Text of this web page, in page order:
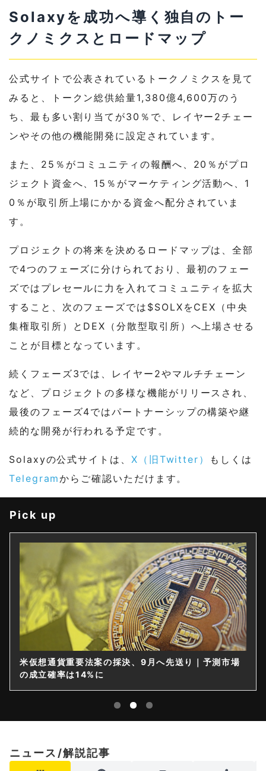
Solaxyを成功へ導く独自のトー
クノミクスとロードマップ
公式サイトで公表されているトークノミクスを見て
みると、トークン総供給量1,380億4,600万のう
ち、最も多い割り当てが30％で、レイヤー2チェー
ンやその他の機能開発に設定されています。
また、25％がコミュニティの報酬へ、20％がプロ
ジェクト資金へ、15％がマーケティング活動へ、1
0％が取引所上場にかかる資金へ配分されていま
す。
プロジェクトの将来を決めるロードマップは、全部
で4つのフェーズに分けられており、最初のフェー
ズではプレセールに力を入れてコミュニティを拡大
すること、次のフェーズでは$SOLXをCEX（中央
集権取引所）とDEX（分散型取引所）へ上場させる
ことが目標となっています。
続くフェーズ3では、レイヤー2やマルチチェーン
など、プロジェクトの多様な機能がリリースされ、
最後のフェーズ4ではパートナーシップの構築や継
続的な開発が行われる予定です。
Solaxyの公式サイトは、 X（旧Twitter）
もしくは
Telegramからご確認いただけます。
Pick up
市場
仮想通貨は購入後すぐ送れなくなる？金融庁が出
限を要請
ニュース/解説記事